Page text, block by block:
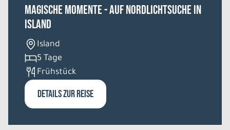
9 Tage
Sa. 08.08. - So. 16.08.2026
Bahnrundreise
Einzelzimmer Mittelklassehotels
Belegung: 1
Magische Momente - Auf Nordlichtsuche in
Island
Island
5 Tage
Frühstück
DETAILS ZUR REISE